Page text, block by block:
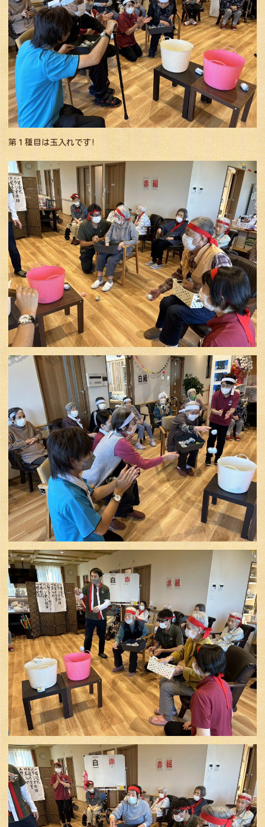
第１種目は玉入れです!